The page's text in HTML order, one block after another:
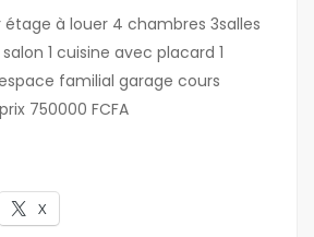
étage à louer 4 chambres 3salles
1 cuisine avec placard 1
familial garage cours
750000 FCFA
X